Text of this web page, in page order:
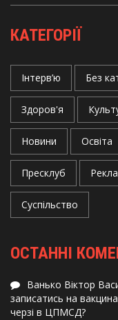
КАТЕГОРІЇ
Інтерв’ю Без
Здоров'я
Новини Освіта
Пресклуб
Суспільство
ОСТАННІ
Ванько Віктор
записатись на
черзі в ЦПМСД?